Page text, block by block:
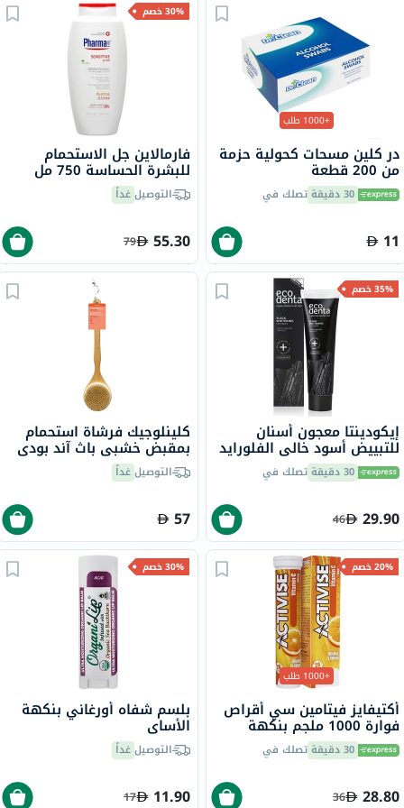
+1000 طلب
در كلين مسحات كحولية حزمة
من 200 قطعة
30 دقيقة تصلك في
11
30% خصم
فارمالاين جل الاستحمام
للبشرة الحساسة 750 مل
التوصيلغداً
55.30
79
35% خصم
إيكودينتا معجون أسنان
للتبييض أسود خالي الفلورايد
100 مل 30 دقيقة تصلك في
29.90
46
كلينلوجيك فرشاة استحمام
بمقبض خشبي باث آند بودي
CL-1التوصيلغداً
57
20% خصم
+1000 طلب
أكتيفايز فيتامين سي أقراص
فوارة 1000 ملجم بنكهة
البرتقال حزمة من 20
30 دقيقة تصلك في
28.80
36
30% خصم
بلسم شفاه أورغاني بنكهة
الأساي
التوصيلغداً
11.90
17